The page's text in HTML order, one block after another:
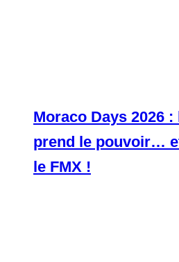
Moraco Days 2026
prend le pouvoir…
le FMX !